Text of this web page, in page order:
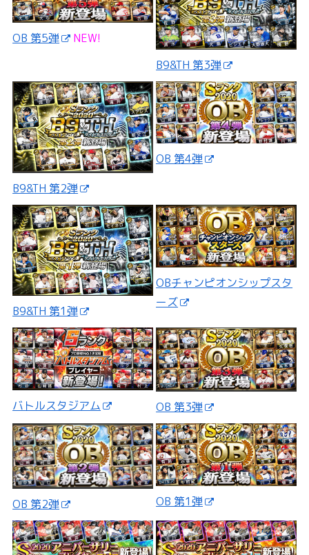
OB 第5弾
NEW!
B9&TH 第3弾
B9&TH 第2弾
OB 第4弾
B9&TH 第1弾
OBチャンピオンシップスタ
ーズ
バトルスタジアム OB 第3弾
OB 第2弾 OB 第1弾